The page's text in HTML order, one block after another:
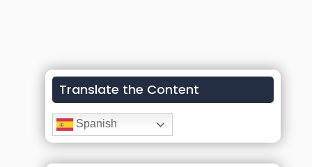
Translate the Content
Spanish